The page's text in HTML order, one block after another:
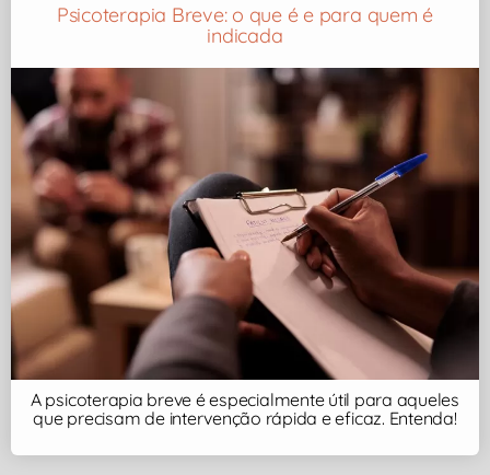
Psicoterapia Breve: o que é e para quem é
indicada
A psicoterapia breve é especialmente útil para aqueles
que precisam de intervenção rápida e eficaz. Entenda!